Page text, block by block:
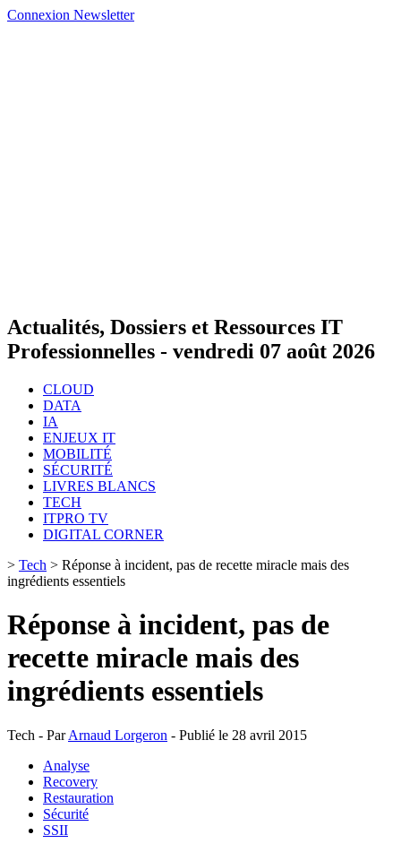
Connexion Newsletter
Actualités, Dossiers et Ressources IT
Professionnelles - vendredi 07 août 2026
CLOUD
DATA
IA
ENJEUX IT
MOBILITÉ
SÉCURITÉ
LIVRES BLANCS
TECH
ITPRO TV
DIGITAL CORNER
> Tech > Réponse à incident, pas de recette miracle mais des
ingrédients essentiels
Réponse à incident, pas de
recette miracle mais des
ingrédients essentiels
Tech - ParArnaud Lorgeron - Publié le 28 avril 2015
Analyse
Recovery
Restauration
Sécurité
SSII